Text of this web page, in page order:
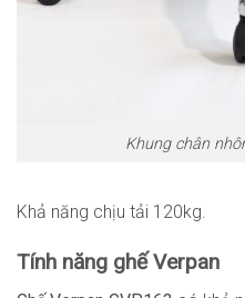
Khung chân
Khả năng chịu tải 120kg.
Tính năng ghế Verpan